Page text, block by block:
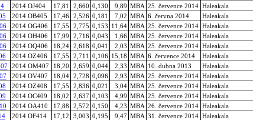
2014 OJ404 17,81 2,660 0,130 9,89 MBA 25. července 2014 Haleakala
2014 OB405 17,46 2,526 0,181 7,02 MBA 6. června 2014 Haleakala
2014 OG406 17,55 2,775 0,153 11,64 MBA 25. července 2014 Haleakala
2014 OH406 17,99 2,716 0,043 1,66 MBA 25. července 2014 Haleakala
2014 OQ406 18,24 2,618 0,041 2,03 MBA 25. července 2014 Haleakala
2014 OZ406 17,55 2,711 0,106 15,18 MBA 6. července 2014 Haleakala
2014 OM407 18,20 2,659 0,044 2,33 MBA 10. dubna 2013 Haleakala
2014 OV407 18,04 2,728 0,096 2,93 MBA 25. července 2014 Haleakala
2014 OZ408 17,55 2,836 0,021 3,04 MBA 25. července 2014 Haleakala
2014 OC409 18,02 2,637 0,103 4,99 MBA 25. července 2014 Haleakala
2014 OA410 17,88 2,572 0,150 4,23 MBA 26. července 2014 Haleakala
2014 OF414 17,12 3,003 0,195 9,47 MBA 31. července 2014 Haleakala